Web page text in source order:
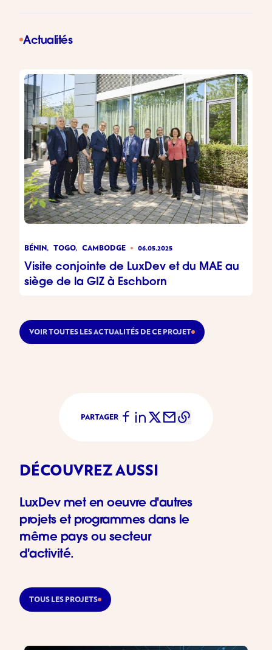
Actualités
BÉNIN, TOGO, CAMBODGE 06.05.2025
Visite conjointe de LuxDev et du MAE au
siège de la GIZ à Eschborn
VOIR TOUTES LES ACTUALITÉS DE CE PROJET
PARTAGER
DÉCOUVREZ AUSSI
LuxDev met en oeuvre d'autres
projets et programmes dans le
même pays ou secteur
d'activité.
TOUS LES PROJETS